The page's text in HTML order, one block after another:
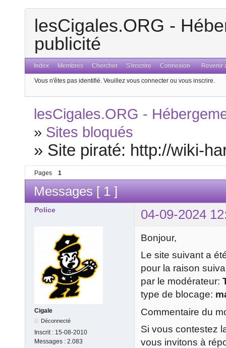
lesCigales.ORG -
publicité
Index Membres Chercher S'inscrire Connexion Revenir
Vous n'êtes pas identifié. Veuillez vous connecter ou vous inscrire.
lesCigales.ORG -
» Sites bloqués
» Site piraté: http://wiki-
Pages 1
Messages [ 1 ]
Police 04-09-2024
Cigale
Déconnecté
Inscrit : 15-08-2010
Messages : 2.083
Bonjour,
Le site suivant a
pour la raison
par le modérateur:
type de blocage:
Commentaire du
Si vous contestez
vous invitons à